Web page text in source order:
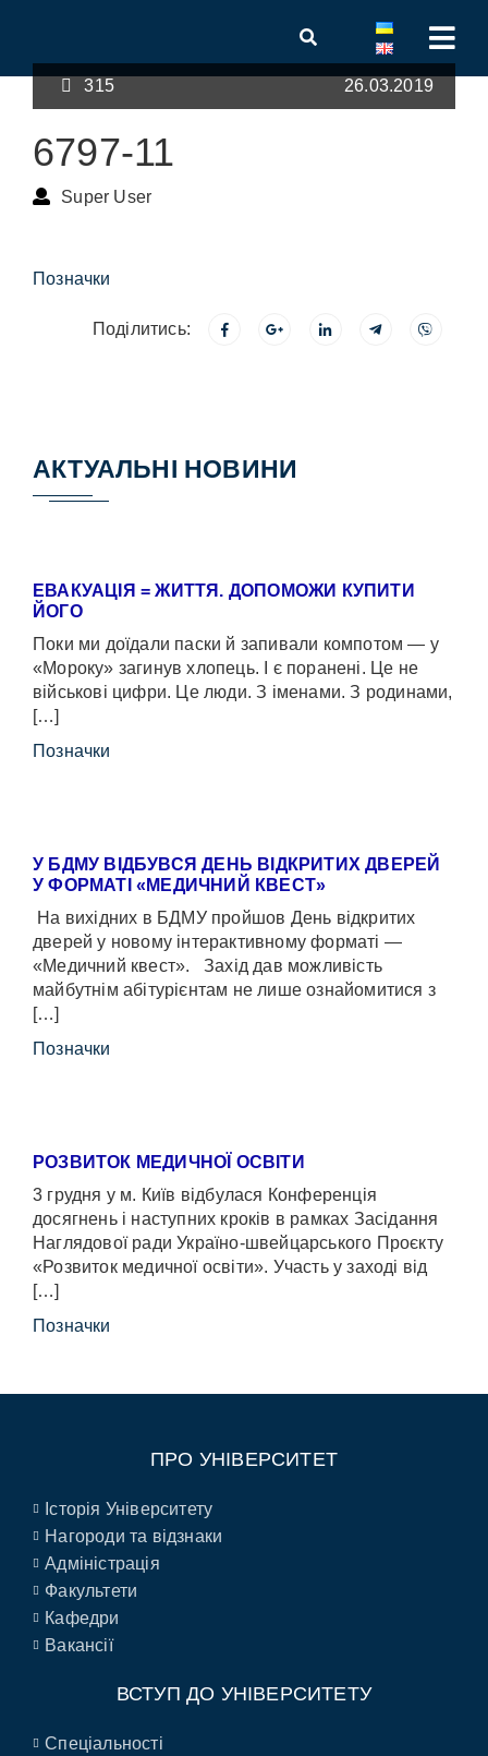
315 26.03.2019
6797-11
Super User
Позначки
Поділитись:
АКТУАЛЬНІ НОВИНИ
ЕВАКУАЦІЯ = ЖИТТЯ. ДОПОМОЖИ КУПИТИ
ЙОГО
Поки ми доїдали паски й запивали компотом — у
«Мороку» загинув хлопець. І є поранені. Це не
військові цифри. Це люди. З іменами. З родинами,
[…]
Позначки
У БДМУ ВІДБУВСЯ ДЕНЬ ВІДКРИТИХ ДВЕРЕЙ
У ФОРМАТІ «МЕДИЧНИЙ КВЕСТ»
На вихідних в БДМУ пройшов День відкритих
дверей у новому інтерактивному форматі —
«Медичний квест». Захід дав можливість
майбутнім абітурієнтам не лише ознайомитися з
[…]
Позначки
РОЗВИТОК МЕДИЧНОЇ ОСВІТИ
3 грудня у м. Київ відбулася Конференція
досягнень і наступних кроків в рамках Засідання
Наглядової ради Україно-швейцарського Проєкту
«Розвиток медичної освіти». Участь у заході від
[…]
Позначки
ПРО УНІВЕРСИТЕТ
Історія Університету
Нагороди та відзнаки
Адміністрація
Факультети
Кафедри
Вакансії
ВСТУП ДО УНІВЕРСИТЕТУ
Спеціальності